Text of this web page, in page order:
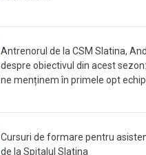
Antrenorul de la CSM Slatina,
despre obiectivul din acest
ne menținem în primele opt
Cursuri de formare pentru
de la Spitalul Slatina